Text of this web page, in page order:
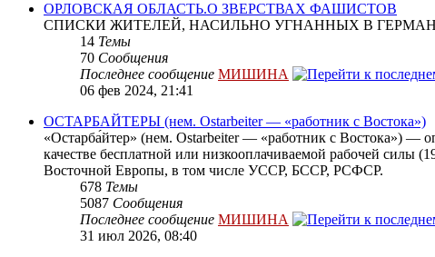
ОРЛОВСКАЯ ОБЛАСТЬ.О ЗВЕРСТВАХ ФАШИСТОВ
СПИСКИ ЖИТЕЛЕЙ, НАСИЛЬНО УГНАННЫХ В
14 Темы
70 Сообщения
Последнее сообщение МИШИНА
06 фев 2024, 21:41
ОСТАРБАЙТЕРЫ (нем. Ostarbeiter — «работник с Востока»)
«Остарба́йтер» (нем. Ostarbeiter — «работник с Востока») —
качестве бесплатной или низкооплачиваемой рабочей силы
Восточной Европы, в том числе УССР, БССР, РСФСР.
678 Темы
5087 Сообщения
Последнее сообщение МИШИНА
31 июл 2026, 08:40